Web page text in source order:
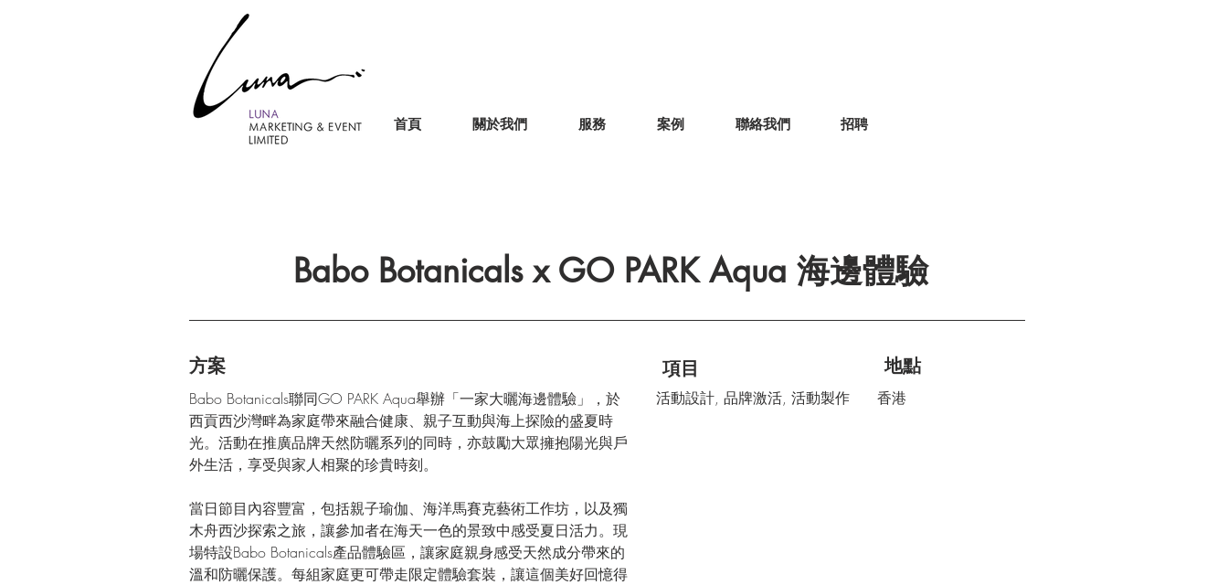
首頁 關於我們 服務 案例 聯絡我們 招聘
Babo Botanicals x GO PARK Aqua 海邊體驗
方案
Babo Botanicals聯同GO PARK Aqua舉辦「一家大曬海邊體驗」，於
西貢西沙灣畔為家庭帶來融合健康、親子互動與海上探險的盛夏時
光。活動在推廣品牌天然防曬系列的同時，亦鼓勵大眾擁抱陽光與戶
外生活，享受與家人相聚的珍貴時刻。
當日節目內容豐富，包括親子瑜伽、海洋馬賽克藝術工作坊，以及獨
木舟西沙探索之旅，讓參加者在海天一色的景致中感受夏日活力。現
場特設Babo Botanicals產品體驗區，讓家庭親身感受天然成分帶來的
溫和防曬保護。每組家庭更可帶走限定體驗套裝，讓這個美好回憶得
項目
活動設計, 品牌激活, 活動製作
地點
香港